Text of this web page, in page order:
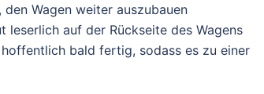
Wagen weiter auszubauen
auf der Rückseite des Wagens
bald fertig, sodass es zu einer